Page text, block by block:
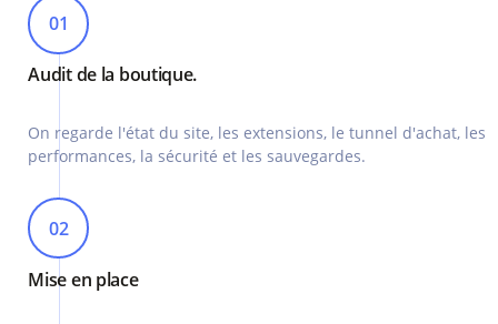
01
Audit de la boutique.
On regarde l'état du site, les extensions, le tunnel d'achat, les
performances, la sécurité et les sauvegardes.
02
Mise en place